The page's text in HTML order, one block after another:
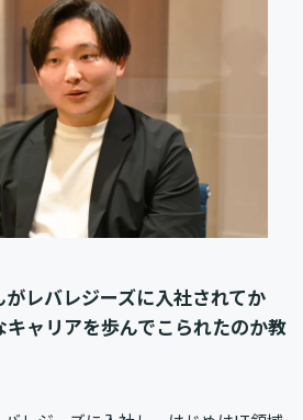
がレバレジーズに入社されてか
キャリアを歩んでこられたのか教